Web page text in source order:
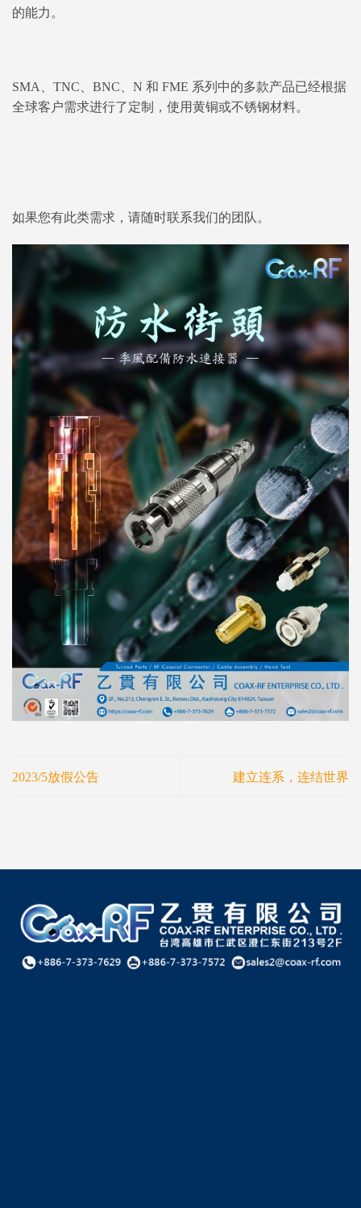
的能力。
SMA、TNC、BNC、N 和 FME 系列中的多款产品已经根据
全球客户需求进行了定制，使用黄铜或不锈钢材料。
如果您有此类需求，请随时联系我们的团队。
2023/5放假公告 建立连系，连结世界